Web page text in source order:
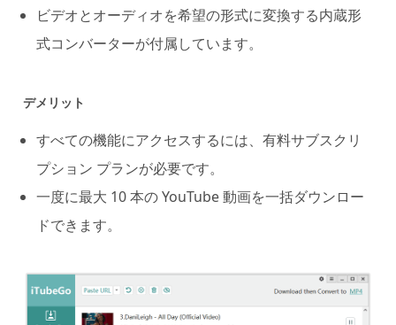
ビデオとオーディオを希望の形式に変換する内蔵形
式コンバーターが付属しています。
デメリット
すべての機能にアクセスするには、有料サブスクリ
プション プランが必要です。
一度に最大 10 本の YouTube 動画を一括ダウンロー
ドできます。